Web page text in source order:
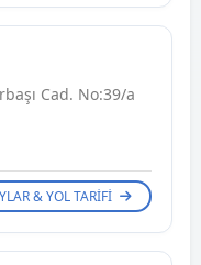
Cad. No:39/a
& YOL TARIFI